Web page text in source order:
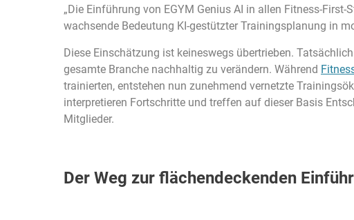
„Die Einführung von EGYM Genius AI in allen Fitness-
wachsende Bedeutung KI-gestützter Trainingsplanung in
Diese Einschätzung ist keineswegs übertrieben.
gesamte Branche nachhaltig zu verändern. Während
trainierten, entstehen nun zunehmend vernetzte
interpretieren Fortschritte und treffen auf dieser Basis
Mitglieder.
Der Weg zur flächendeckenden